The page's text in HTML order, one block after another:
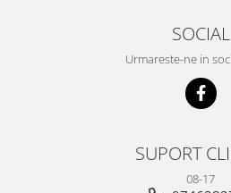
SOCIAL
Urmareste-ne in
SUPORT
08-17